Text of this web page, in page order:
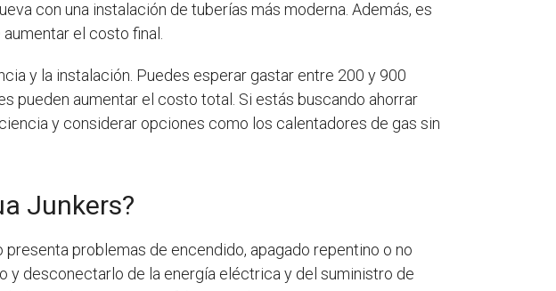
con una instalación de tuberías más moderna. Además, es
el costo final.
y la instalación. Puedes esperar gastar entre 200 y 900
pueden aumentar el costo total. Si estás buscando ahorrar
y considerar opciones como los calentadores de gas sin
Junkers?
presenta problemas de encendido, apagado repentino o no
y desconectarlo de la energía eléctrica y del suministro de